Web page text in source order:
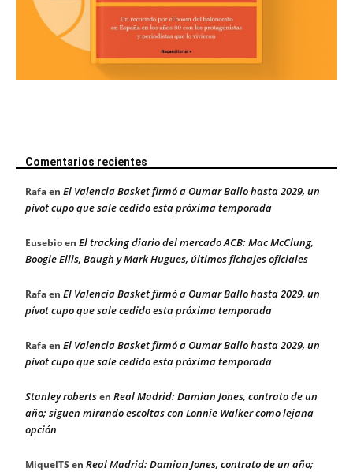
Comentarios recientes
Rafaen El Valencia Basket firmó a Oumar Ballo hasta 2029, un
pívot cupo que sale cedido esta próxima temporada
Eusebioen El tracking diario del mercado ACB: Mac McClung,
Boogie Ellis, Baugh y Mark Hugues, últimos fichajes oficiales
Rafaen El Valencia Basket firmó a Oumar Ballo hasta 2029, un
pívot cupo que sale cedido esta próxima temporada
Rafaen El Valencia Basket firmó a Oumar Ballo hasta 2029, un
pívot cupo que sale cedido esta próxima temporada
Stanley robertsen Real Madrid: Damian Jones, contrato de un
año; siguen mirando escoltas con Lonnie Walker como lejana
opción
MiquelTS en Real Madrid: Damian Jones, contrato de un año;